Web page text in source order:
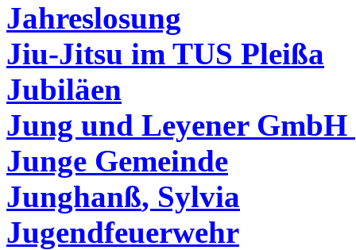
Jahreslosung
Jiu-Jitsu im TUS Pleißa
Jubiläen
Jung und LeyenerGmbH
Junge Gemeinde
Junghanß, Sylvia
Jugendfeuerwehr